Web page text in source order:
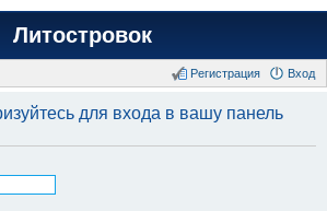
Литостровок
Вход
Регистрация
для входа в вашу панель